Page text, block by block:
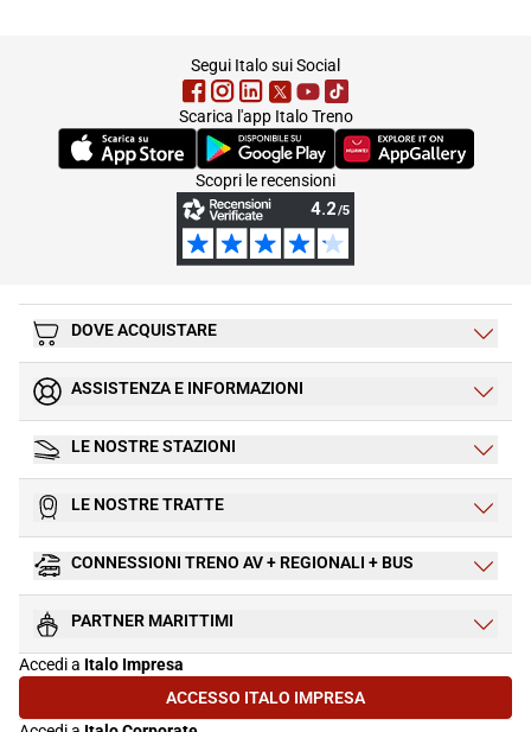
Segui Italo sui Social
Scarica l'app Italo Treno
(Si apre in una nuova scheda)(Si apre in una nuova scheda)
(Si apre in una nuova
Scopri le recensioni
DOVE ACQUISTARE
ASSISTENZA E INFORMAZIONI
LE NOSTRE STAZIONI
LE NOSTRE TRATTE
CONNESSIONI TRENO AV + REGIONALI + BUS
PARTNER MARITTIMI
Accedi a Italo Impresa
ACCESSO ITALO IMPRESA(SI APRE IN UNA NUOVA SCHEDA)